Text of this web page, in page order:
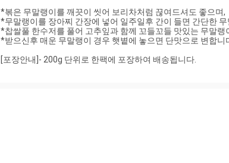
*볶은 무말랭이를 깨끗이 씻어 보리차처럼 끊여드셔도 좋으며,
*무말랭이를 장아찌 간장에 넣어 일주일후 간이 들면 간단한
*찹쌀풀 한수저를 풀어 고추잎과 함께 꼬들꼬들 맛있는 무말랭
*받으신후 매운 무말랭이 경우 햇볕에 놓으면 단맛으로 변합니
[포장안내]- 200g 단위로 한팩에 포장하여 배송됩니다.